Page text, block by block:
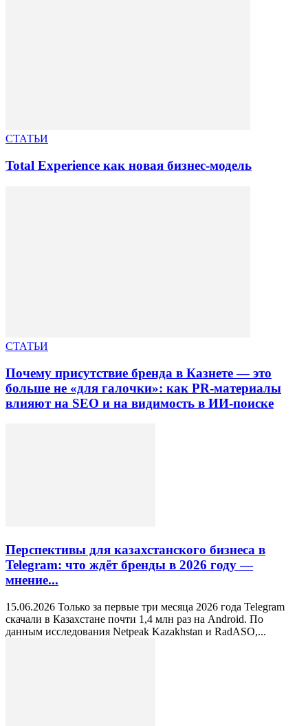
СТАТЬИ
Total Experience как новая бизнес-модель
СТАТЬИ
Почему присутствие бренда в Казнете — это
больше не «для галочки»: как PR-материалы
влияют на SEO и на видимость в ИИ-поиске
Перспективы для казахстанского бизнеса в
Telegram: что ждёт бренды в 2026 году —
мнение...
15.06.2026 Только за первые три месяца 2026 года Telegram
скачали в Казахстане почти 1,4 млн раз на Android. По
данным исследования Netpeak Kazakhstan и RadASO,...